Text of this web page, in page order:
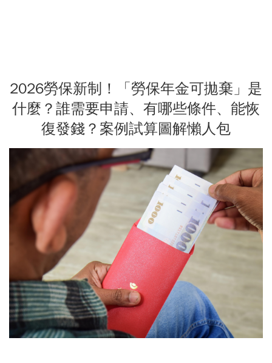
2026勞保新制！「勞保年金可拋棄」是
什麼？誰需要申請、有哪些條件、能恢
復發錢？案例試算圖解懶人包